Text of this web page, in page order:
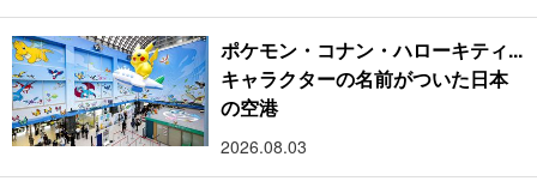
ポケモン・コナン・ハローキティ...
キャラクターの名前がついた日本
の空港
2026.08.03